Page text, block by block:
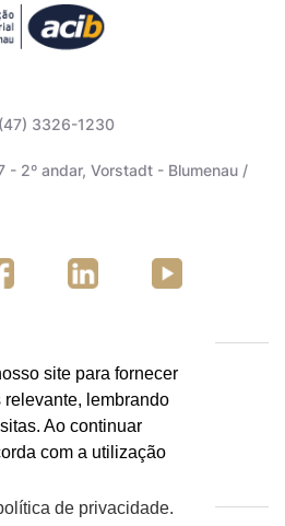
(47) 3326-1230
- 2º andar, Vorstadt - Blumenau /
site para fornecer
lembrando
Ao continuar
com a utilização
de privacidade.